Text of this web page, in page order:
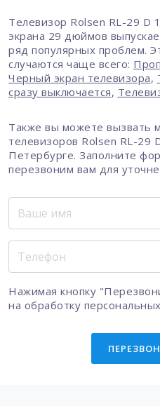
Телевизор Rolsen RL-29 D
экрана 29 дюймов
ряд популярных проблем.
случаются чаще всего:
Черный экран телевизора,
сразу выключается,
Также вы можете вызвать
телевизоров Rolsen RL-29
Петербурге. Заполните
перезвоним вам для
Нажимая кнопку
на обработку